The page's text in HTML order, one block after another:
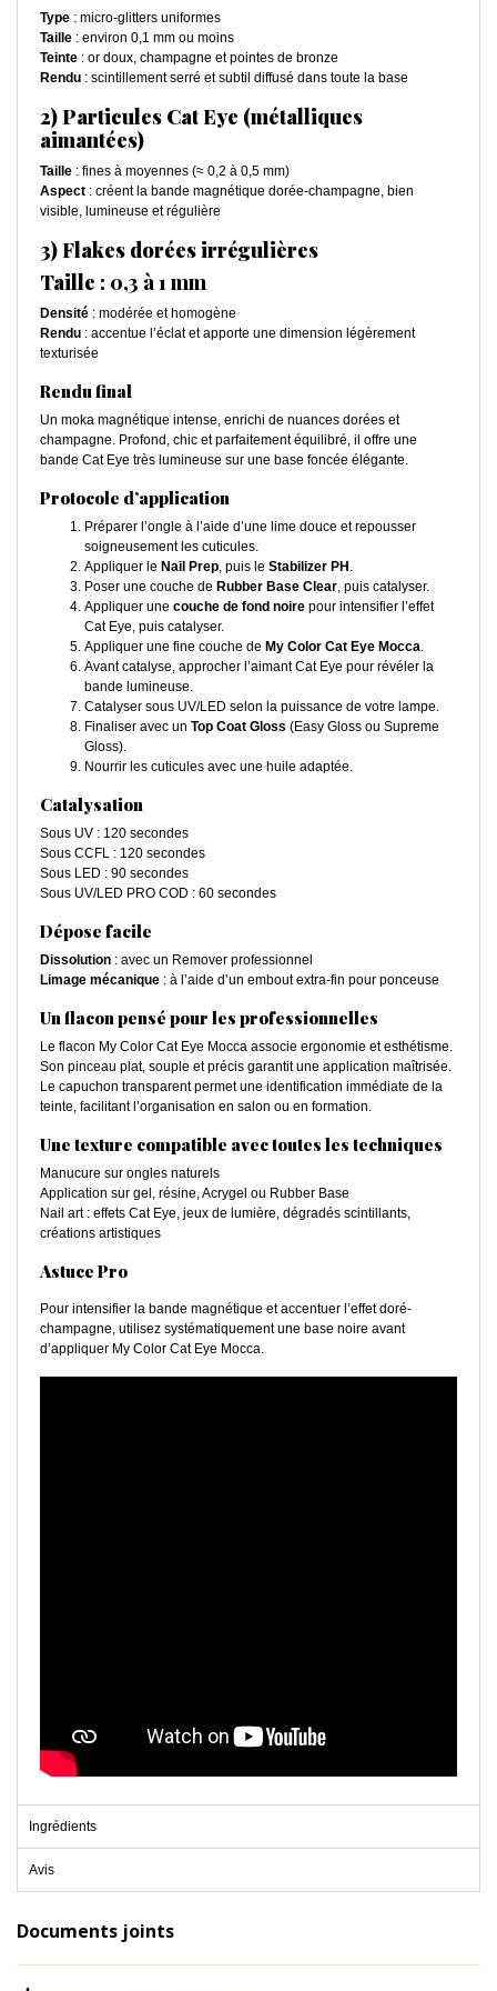
Type : micro-glitters uniformes
Taille : environ 0,1 mm ou moins
Teinte : or doux, champagne et pointes de bronze
Rendu : scintillement serré et subtil diffusé dans toute la base
2) Particules Cat Eye (métalliques
aimantées)
Taille : fines à moyennes (≈ 0,2 à 0,5 mm)
Aspect : créent la bande magnétique dorée-champagne, bien
visible, lumineuse et régulière
3) Flakes dorées irrégulières
Taille : 0,3 à 1 mm
Densité : modérée et homogène
Rendu : accentue l’éclat et apporte une dimension légèrement
texturisée
Rendu final
Un moka magnétique intense, enrichi de nuances dorées et
champagne. Profond, chic et parfaitement équilibré, il offre une
bande Cat Eye très lumineuse sur une base foncée élégante.
Protocole d’application
Préparer l’ongle à l’aide d’une lime douce et repousser
soigneusement les cuticules.
Appliquer le Nail Prep, puis le Stabilizer PH.
Poser une couche de Rubber Base Clear, puis catalyser.
Appliquer une couche de fond noire pour intensifier l’effet
Cat Eye, puis catalyser.
Appliquer une fine couche de My Color Cat Eye Mocca.
Avant catalyse, approcher l’aimant Cat Eye pour révéler la
bande lumineuse.
Catalyser sous UV/LED selon la puissance de votre lampe.
Finaliser avec un Top Coat Gloss (Easy Gloss ou Supreme
Gloss).
Nourrir les cuticules avec une huile adaptée.
Catalysation
Sous UV : 120 secondes
Sous CCFL : 120 secondes
Sous LED : 90 secondes
Sous UV/LED PRO COD : 60 secondes
Dépose facile
Dissolution : avec un Remover professionnel
Limage mécanique : à l’aide d’un embout extra-fin pour ponceuse
Un flacon pensé pour les professionnelles
Le flacon My Color Cat Eye Mocca associe ergonomie et esthétisme.
Son pinceau plat, souple et précis garantit une application maîtrisée.
Le capuchon transparent permet une identification immédiate de la
teinte, facilitant l’organisation en salon ou en formation.
Une texture compatible avec toutes les techniques
Manucure sur ongles naturels
Application sur gel, résine, Acrygel ou Rubber Base
Nail art : effets Cat Eye, jeux de lumière, dégradés scintillants,
créations artistiques
Astuce Pro
Pour intensifier la bande magnétique et accentuer l’effet doré-
champagne, utilisez systématiquement une base noire avant
d’appliquer My Color Cat Eye Mocca.
Ingrédients
Avis
Documents joints